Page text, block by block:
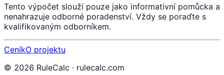
Tento výpočet slouží pouze jako informativní pomůcka a
nenahrazuje odborné poradenství. Vždy se poraďte s
kvalifikovaným odborníkem.
CeníkO projektu
© 2026 RuleCalc · rulecalc.com